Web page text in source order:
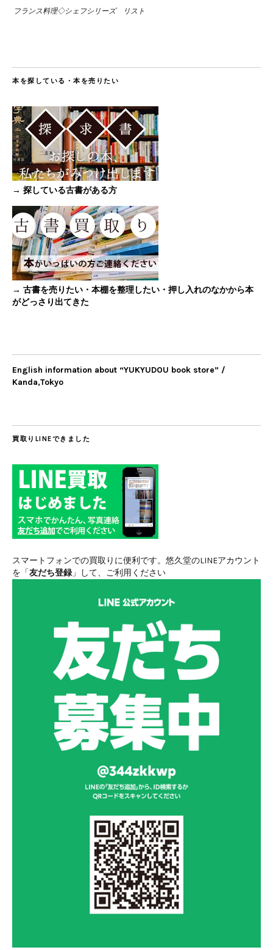
フランス料理◇シェフシリーズ リスト
本を探している・本を売りたい
→ 探している古書がある方
→ 古書を売りたい・本棚を整理したい・押し入れのなかから本
がどっさり出てきた
English information about “YUKYUDOU book store” /
Kanda,Tokyo
買取りLINEできました
スマートフォンでの買取りに便利です。悠久堂のLINEアカウント
を「友だち登録 」して、ご利用ください